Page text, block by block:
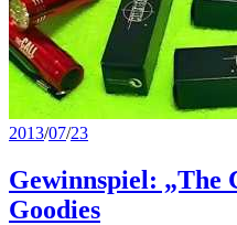
2013/07/23
Gewinnspiel: „The
Goodies